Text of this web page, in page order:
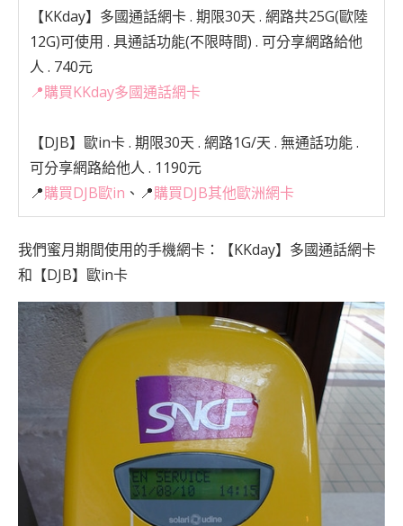
【KKday】多國通話網卡. 期限30天 . 網路共25G(歐陸
12G)可使用 . 具通話功能(不限時間) . 可分享網路給他
人 . 740元
📍購買KKday多國通話網卡
【DJB】歐in卡. 期限30天 . 網路1G/天 . 無通話功能 .
可分享網路給他人 . 1190元
📍購買DJB歐in 、📍購買DJB其他歐洲網卡
我們蜜月期間使用的手機網卡：
【KKday】多國通話網卡
和 【DJB】歐in卡